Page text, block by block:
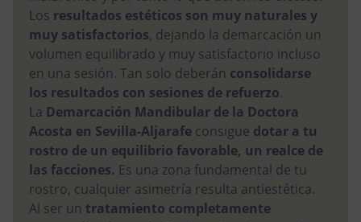
Los resultados estéticos son muy naturales y
muy satisfactorios, dejando la demarcación un
volumen equilibrado y muy satisfactorio incluso
en una sesión. Tan solo deberán consolidarse
los resultados con sesiones de refuerzo.
La Demarcación Mandibular de la Doctora
Acosta en Sevilla-Aljarafe consigue dotar a tu
rostro de un equilibrio favorable, un realce de
las facciones. Es una zona fundamental de tu
rostro, cualquier asimetría resulta antiestética.
Al ser un tratamiento completamente